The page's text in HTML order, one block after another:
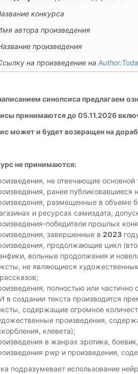
конкурса
автора произведения
произведения
на произведение на
синопсиса предлагаем
принимаются до 05.11.2026
может и будет возвращен на
не принимаются:
не отвечающие основной
ранее публиковавшиеся
размещенные в объеме
и ресурсах самиздата,
победители прошлых
завершенные в 2023
продолжающие цикл
вольные продолжения и
не являющиеся
полностью или
в создании текста производится
содержащие огромное
произведения,
клевета);
в жанрах эротика,
pwp и произведения,
подразумевает использование